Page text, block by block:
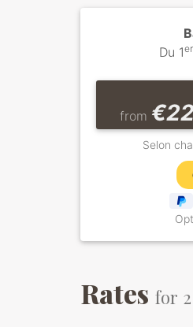
Du 1er
from
Selon
Rates for